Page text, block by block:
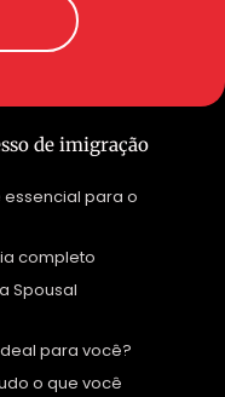
de imigração
essencial para o
completo
Spousal
para você?
o que você